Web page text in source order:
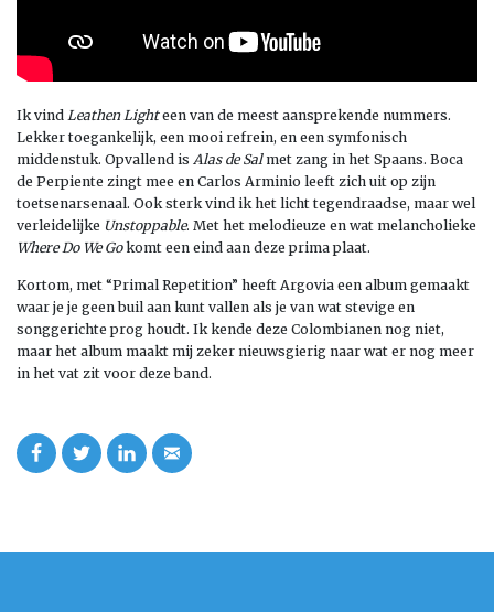
Ik vind Leathen Lighteen van de meest aansprekende nummers.
Lekker toegankelijk, een mooi refrein, en een symfonisch
middenstuk. Opvallend is Alas de Salmet zang in het Spaans. Boca
de Perpiente zingt mee en Carlos Arminio leeft zich uit op zijn
toetsenarsenaal. Ook sterk vind ik het licht tegendraadse, maar wel
verleidelijke Unstoppable. Met het melodieuze en wat melancholieke
Where Do We Gokomt een eind aan deze prima plaat.
Kortom, met “Primal Repetition” heeft Argovia een album gemaakt
waar je je geen buil aan kunt vallen als je van wat stevige en
songgerichte prog houdt. Ik kende deze Colombianen nog niet,
maar het album maakt mij zeker nieuwsgierig naar wat er nog meer
in het vat zit voor deze band.